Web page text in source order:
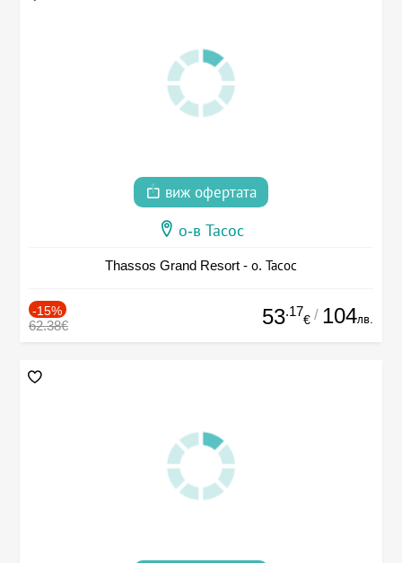
виж офертата
о-в Тасос
Thassos Grand Resort - о. Тасос
-15%
62.38€ 53.17
€ / 104лв.